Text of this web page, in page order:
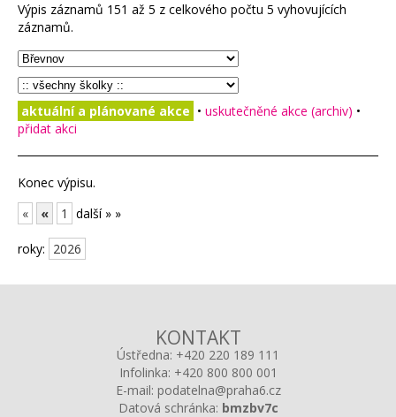
Výpis záznamů 151 až 5 z celkového počtu 5 vyhovujících
záznamů.
aktuální a plánované akce • uskutečněné akce (archiv) •
přidat akci
Konec výpisu.
«
« 1 další » »
roky: 2026
KONTAKT
Ústředna: +420 220 189 111
Infolinka: +420 800 800 001
E-mail: podatelna@praha6.cz
Datová schránka: bmzbv7c